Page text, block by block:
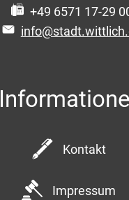
+49 6571 17-29
Kontakt
Impressum